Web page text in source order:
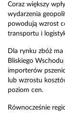
Coraz większy
wydarzenia
powodują wzrost
transportu i
Dla rynku zbóż
Bliskiego
importerów
lub wzrostu
poziom cen.
Równocześnie